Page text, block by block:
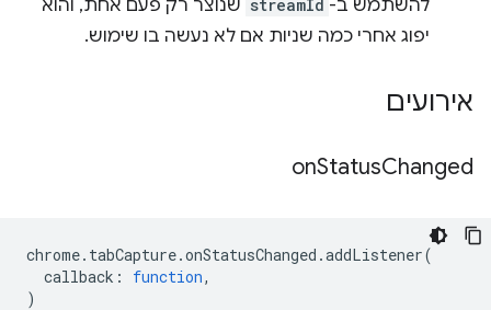
להשתמש ב- streamId שנוצר רק פעם אחת, והוא
יפוג אחרי כמה שניות אם לא נעשה בו שימוש.
אירועים
onStatusChanged
chrome. tabCapture.onStatusChanged .addListener(
callback : function,
)